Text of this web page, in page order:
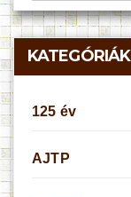
KATEGÓRIÁK
125 év
AJTP